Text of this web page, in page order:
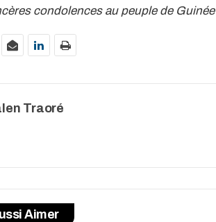
condolences au peuple de Guinée
Traoré
Aimer